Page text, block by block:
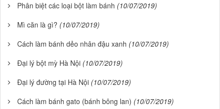
Phân biệt các loại bột làm bánh (10/07/2019)
Mì căn là gì? (10/07/2019)
Cách làm bánh dẻo nhân đậu xanh (10/07/2019)
Đại lý bột mỳ Hà Nội (10/07/2019)
Đại lý đường tại Hà Nội (10/07/2019)
Cách làm bánh gato (bánh bông lan) (10/07/2019)